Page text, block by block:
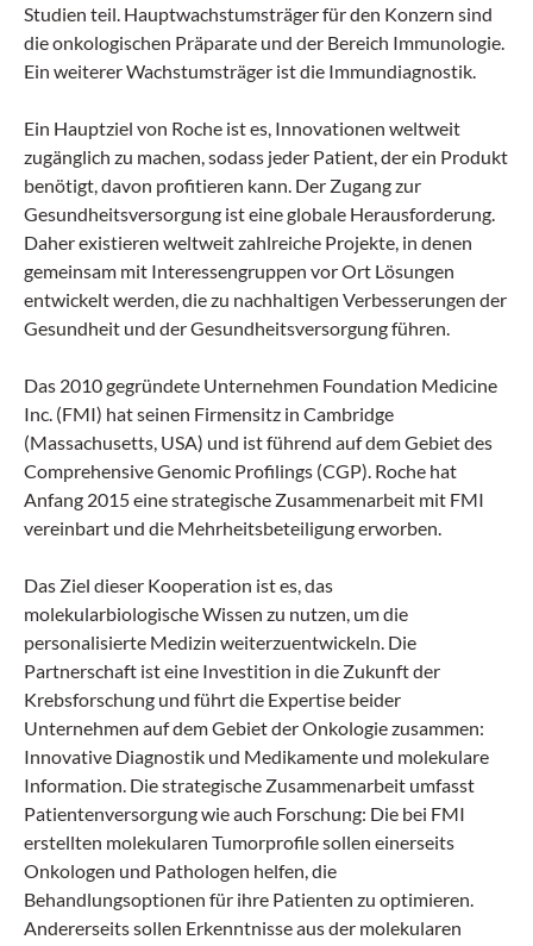
Studien teil. Hauptwachstumsträger für den Konzern sind
die onkologischen Präparate und der Bereich Immunologie.
Ein weiterer Wachstumsträger ist die Immundiagnostik.
Ein Hauptziel von Roche ist es, Innovationen weltweit
zugänglich zu machen, sodass jeder Patient, der ein Produkt
benötigt, davon profitieren kann. Der Zugang zur
Gesundheitsversorgung ist eine globale Herausforderung.
Daher existieren weltweit zahlreiche Projekte, in denen
gemeinsam mit Interessengruppen vor Ort Lösungen
entwickelt werden, die zu nachhaltigen Verbesserungen der
Gesundheit und der Gesundheitsversorgung führen.
Das 2010 gegründete Unternehmen Foundation Medicine
Inc. (FMI) hat seinen Firmensitz in Cambridge
(Massachusetts, USA) und ist führend auf dem Gebiet des
Comprehensive Genomic Profilings (CGP). Roche hat
Anfang 2015 eine strategische Zusammenarbeit mit FMI
vereinbart und die Mehrheitsbeteiligung erworben.
Das Ziel dieser Kooperation ist es, das
molekularbiologische Wissen zu nutzen, um die
personalisierte Medizin weiterzuentwickeln. Die
Partnerschaft ist eine Investition in die Zukunft der
Krebsforschung und führt die Expertise beider
Unternehmen auf dem Gebiet der Onkologie zusammen:
Innovative Diagnostik und Medikamente und molekulare
Information. Die strategische Zusammenarbeit umfasst
Patientenversorgung wie auch Forschung: Die bei FMI
erstellten molekularen Tumorprofile sollen einerseits
Onkologen und Pathologen helfen, die
Behandlungsoptionen für ihre Patienten zu optimieren.
Andererseits sollen Erkenntnisse aus der molekularen